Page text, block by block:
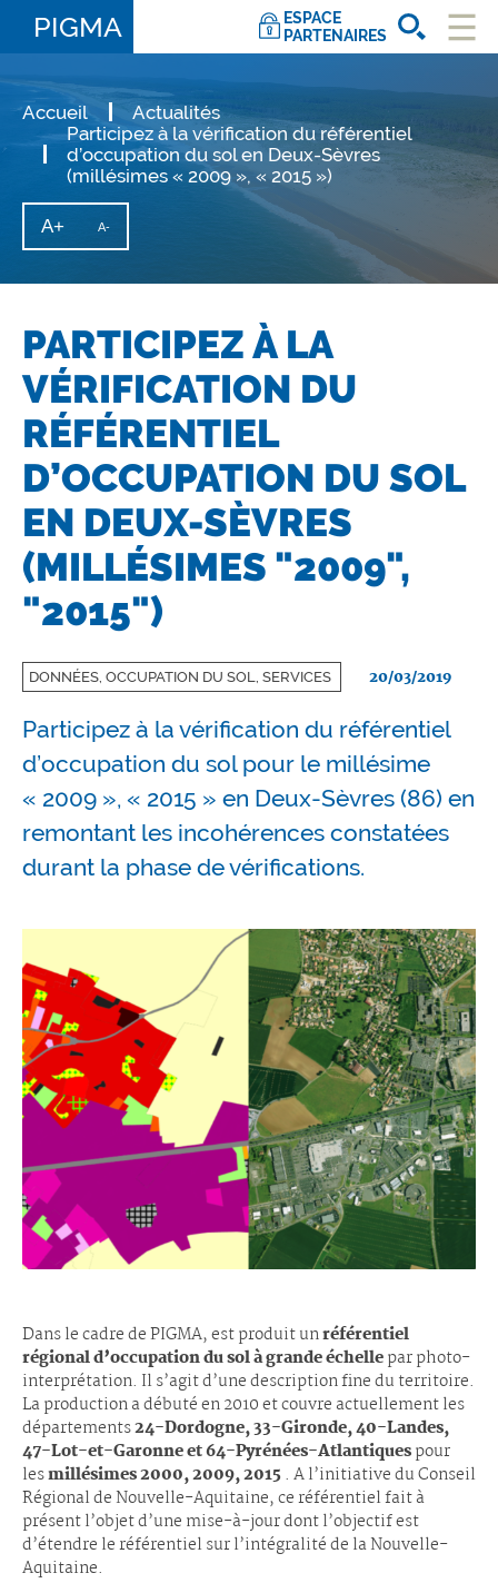
PIGMA
ESPACE
PARTENAIRES
Accueil
Actualités
Participez à la vérification du référentiel
d’occupation du sol en Deux-Sèvres
(millésimes « 2009 », « 2015 »)
A+ Augmenter
la
du
A-
taille
PARTICIPEZ À LA
VÉRIFICATION DU
RÉFÉRENTIEL
D’OCCUPATION DU SOL
EN DEUX-SÈVRES
(MILLÉSIMES "2009",
"2015")
DONNÉES, OCCUPATION DU SOL, SERVICES 20/03/2019
Participez à la vérification du référentiel
d’occupation du sol pour le millésime
« 2009 », « 2015 » en Deux-Sèvres (86) en
remontant les incohérences constatées
durant la phase de vérifications.
Dans le cadre de PIGMA, est produit unréférentiel
régional d’occupation du sol à grande échellepar photo-
interprétation. Il s’agit d’une description fine du territoire.
La production a débuté en 2010 et couvre actuellement les
départements24-Dordogne, 33-Gironde, 40-Landes,
47-Lot-et-Garonne et 64-Pyrénées-Atlantiquespour
lesmillésimes 2000, 2009, 2015. A l’initiative du Conseil
Régional de Nouvelle-Aquitaine, ce référentiel fait à
présent l’objet d’une mise-à-jour dont l’objectif est
d’étendre le référentiel sur l’intégralité de la Nouvelle-
Aquitaine.